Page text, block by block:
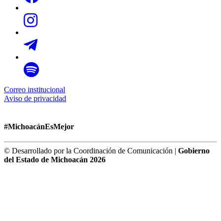
Correo institucional
Aviso de privacidad
#MichoacánEsMejor
© Desarrollado por la Coordinación de Comunicación | Gobierno
del Estado de Michoacán 2026